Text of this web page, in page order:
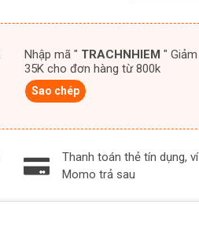
Nhập mã " TRACHNHIEM " Giảm giá
35K cho đơn hàng từ 800k
Sao chép
Thanh toán thẻ tín dụng, ví
Momo trả sau